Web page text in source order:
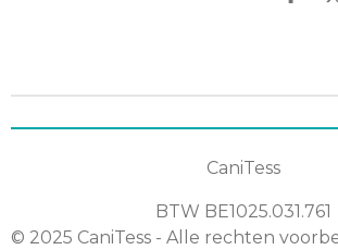
CaniTess
BTW BE1025.031.761
© 2025 CaniTess - Alle rechten